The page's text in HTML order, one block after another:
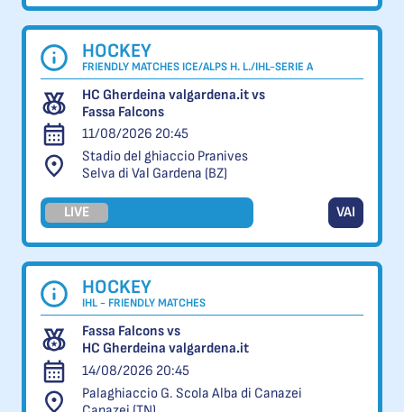
HOCKEY
FRIENDLY MATCHES ICE/ALPS H. L./IHL-SERIE A
HC Gherdeina valgardena.it vs
Fassa Falcons
11/08/2026 20:45
Stadio del ghiaccio Pranives
Selva di Val Gardena (BZ)
LIVE VAI
HOCKEY
IHL - FRIENDLY MATCHES
Fassa Falcons vs
HC Gherdeina valgardena.it
14/08/2026 20:45
Palaghiaccio G. Scola Alba di Canazei